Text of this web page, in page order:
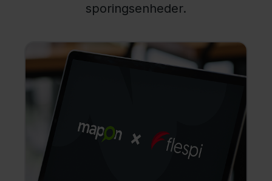
sporingsenheder.